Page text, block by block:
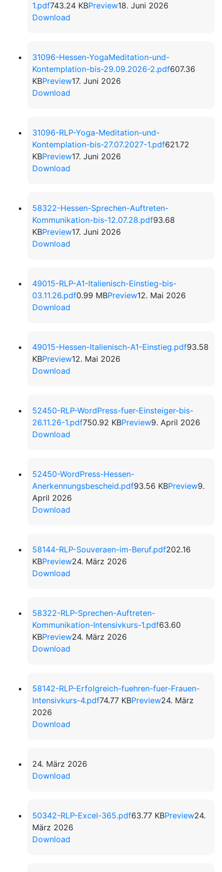
1.pdf743.24 KBPreview18. Juni 2026
Download
31096-Hessen-YogaMeditation-und-
Kontemplation-bis-29.09.2026-2.pdf607.36
KBPreview17. Juni 2026
Download
31096-RLP-Yoga-Meditation-und-
Kontemplation-bis-27.07.2027-1.pdf621.72
KBPreview17. Juni 2026
Download
58322-Hessen-Sprechen-Auftreten-
Kommunikation-bis-12.07.28.pdf93.68
KBPreview17. Juni 2026
Download
49015-RLP-A1-Italienisch-Einstieg-bis-
03.11.26.pdf0.99 MBPreview12. Mai 2026
Download
49015-Hessen-Italienisch-A1-Einstieg.pdf93.58
KBPreview12. Mai 2026
Download
52450-RLP-WordPress-fuer-Einsteiger-bis-
26.11.26-1.pdf750.92 KBPreview9. April 2026
Download
52450-WordPress-Hessen-
Anerkennungsbescheid.pdf93.56 KBPreview9.
April 2026
Download
58144-RLP-Souveraen-im-Beruf.pdf202.16
KBPreview24. März 2026
Download
58322-RLP-Sprechen-Auftreten-
Kommunikation-Intensivkurs-1.pdf63.60
KBPreview24. März 2026
Download
58142-RLP-Erfolgreich-fuehren-fuer-Frauen-
Intensivkurs-4.pdf74.77 KBPreview24. März
2026
Download
24. März 2026
Download
50342-RLP-Excel-365.pdf63.77 KBPreview24.
März 2026
Download